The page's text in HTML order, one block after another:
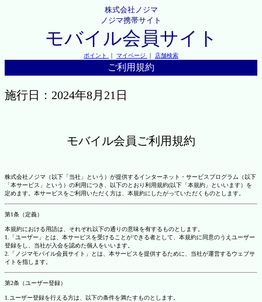
株式会社ノジマ
ノジマ携帯サイト
モバイル会員サイト
ポイント ｜ マイページ ｜ 店舗検索
ご利用規約
施行日：2024年8月21日
モバイル会員ご利用規約
株式会社ノジマ（以下「当社」という）が提供するインターネット・サービスプログラム（以下
「本サービス」という）の利用につき、以下のとおり利用規約(以下「本規約」といいます）を
定めます。本サービスをご利用いただく方は、本規約にしたがっていただくものとします。
第1条（定義）
本規約における用語は、それぞれ以下の通りの意味を有するものとします。
1.「ユーザー」とは、本サービスを受けることができる者として、本規約に同意のうえユーザー
登録をし、当社が入会を認めた個人をいいます。
2.「ノジマモバイル会員サイト」とは、本サービスを提供するために、当社が運営するウェブサ
イトを指します。
第2条（ユーザー登録）
1.ユーザー登録を行える方は、以下の条件を満たすものとします。